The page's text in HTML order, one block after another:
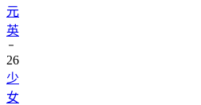
元
英
26
少
女